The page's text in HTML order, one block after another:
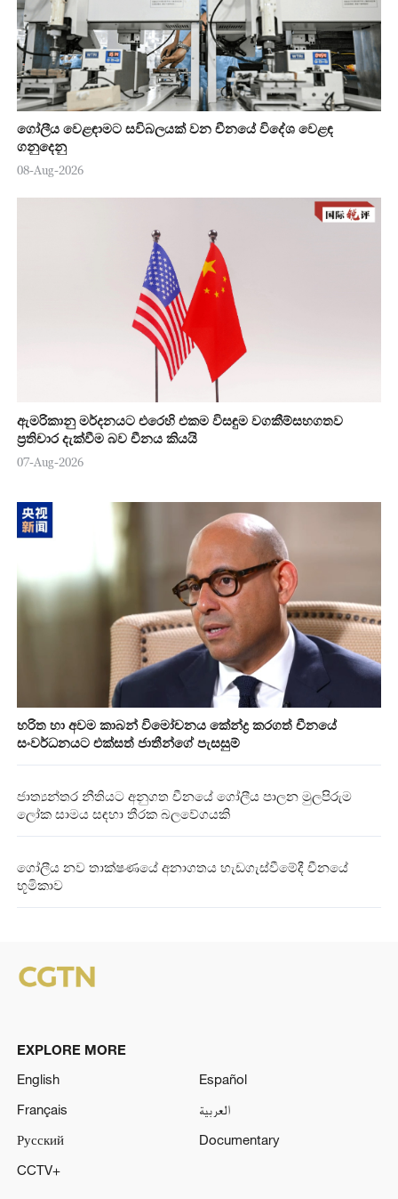
ගෝලීය වෙළඳාමට සවිබලයක් වන චීනයේ විදේශ වෙළඳ
ගනුදෙනු
08-Aug-2026
ඇමරිකානු මර්දනයට එරෙහි එකම විසඳුම වගකීම්සහගතව
ප්‍රතිචාර දැක්වීම බව චීනය කියයි
07-Aug-2026
හරිත හා අවම කාබන් විමෝචනය කේන්ද්‍ර කරගත් චීනයේ
සංවර්ධනයට එක්සත් ජාතීන්ගේ පැසසුම්
ජාත්‍යන්තර නීතියට අනුගත චීනයේ ගෝලීය පාලන මුලපිරුම
ලෝක සාමය සඳහා තීරක බලවේගයකි
ගෝලීය නව තාක්ෂණයේ අනාගතය හැඩගැස්වීමේදී චීනයේ
භූමිකාව
EXPLORE MORE
English
Español
Français
العربية
Русский
Documentary
CCTV+